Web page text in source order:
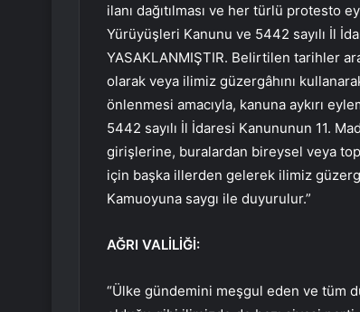
ilanı dağıtılması ve her türlü protesto
Yürüyüşleri Kanunu ve 5442 sayılı İl
YASAKLANMIŞTIR. Belirtilen tarihler
olarak veya ilimiz güzergâhını
önlenmesi amacıyla, kanuna aykırı
5442 sayılı İl İdaresi Kanununun 11.
girişlerine, buralardan bireysel veya
için başka illerden gelerek ilimiz
Kamuoyuna saygı ile duyurulur.”
AĞRI VALİLİĞİ:
“Ülke gündemini meşgul eden ve tüm